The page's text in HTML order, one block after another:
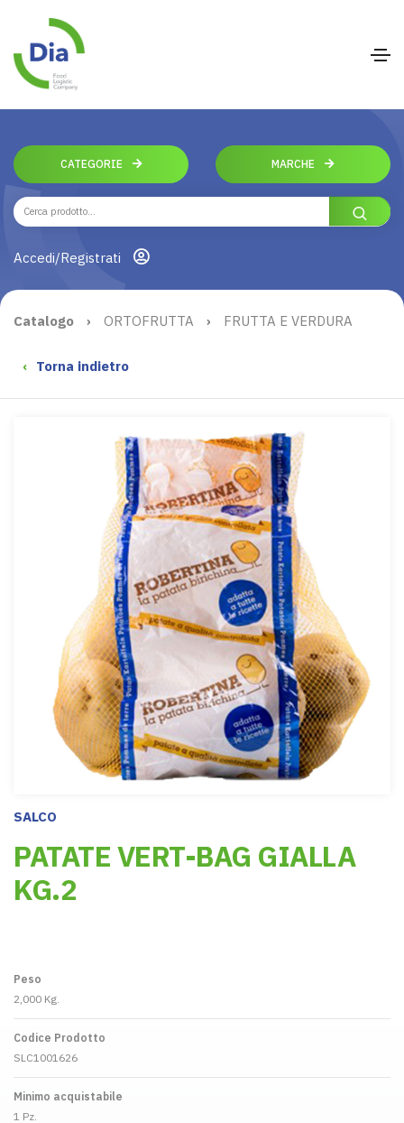
CATEGORIE MARCHE
Accedi/Registrati
Catalogo › ORTOFRUTTA › FRUTTA E VERDURA
‹ Torna indietro
SALCO
PATATE VERT-BAG GIALLA
KG.2
Peso
2,000 Kg.
Codice Prodotto
SLC1001626
Minimo acquistabile
1 Pz.